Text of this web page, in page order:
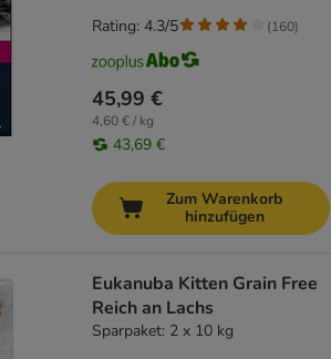
45,99 €
4,60 € / kg
43,69 €
Rating: 4.3/5 (160)
Zum Warenkorb
hinzufügen
Eukanuba Kitten Grain Free
Reich an Lachs
Sparpaket: 2 x 10 kg